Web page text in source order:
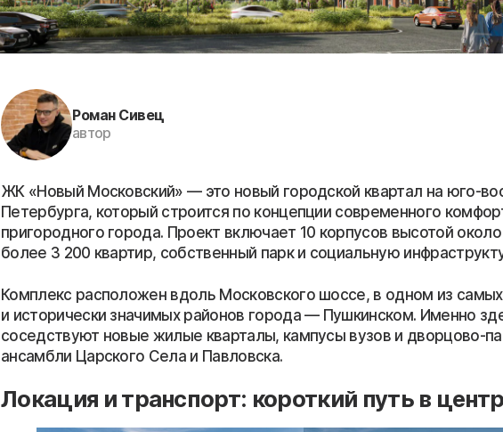
Роман Сивец
автор
ЖК «Новый Московский» — это новый городской квартал на юго-
Петербурга, который строится по концепции современного
пригородного города. Проект включает 10 корпусов высотой
более 3 200 квартир, собственный парк и социальную
Комплекс расположен вдоль Московского шоссе, в одном из
и исторически значимых районов города — Пушкинском. Именно
соседствуют новые жилые кварталы, кампусы вузов и дворцово-
ансамбли Царского Села и Павловска.
Локация и транспорт: короткий путь в